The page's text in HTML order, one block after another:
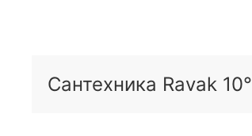
Сантехника Ravak 10°